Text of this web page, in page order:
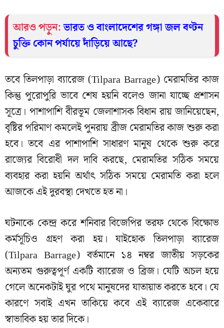
আরও পড়ুন:ভারত ও বাংলাদেশের গঙ্গা জল বণ্টন
চুক্তি কোন পর্যায়ে দাঁড়িয়ে আছে?
তবে তিলপাড়া ব্যারেজ (Tilpara Barrage) মেরামতির কাজ
কিন্তু পুরোপুরি ভাবে শেষ হয়নি বলেও জানা যাচ্ছে প্রশাসন
সূত্রে। পাশাপাশি বীরভূম জেলাশাসক বিধান রায় জানিয়েছেন,
বৃষ্টির পরিমাণ কমলেই পুনরায় ব্রীজ মেরামতির কাজ শুরু করা
হবে। তবে এর পাশাপাশি সাধারণ মানুষ থেকে শুরু করে
রাজ্যের বিরোধী দল দাবি করছে, মেরামতির সঠিক সময়ে
ব্যবহার করা হয়নি অর্থাৎ সঠিক সময়ে মেরামতি করা হলে
আজকে এই দুরবস্থা দেখতে হত না।
ঘটনাকে কেন্দ্র করে শনিবার বিজেপির তরফ থেকে বিক্ষোভ
কর্মসূচিও গ্রহণ করা হয়। যাইহোক তিলপাড়া ব্যারেজ
(Tilpara Barrage) বর্তমানে ১৪ নম্বর জাতীয় সড়কের
অন্যতম গুরুত্বপূর্ণ একটি ব্যারেজ ও ব্রিজ। যেটি অচল হয়ে
গেলে অনেকটাই ঘুর পথে মানুষদের যাতায়াত করতে হবে। যে
কারণে সবাই এখন তাকিয়ে কবে এই ব্যারেজ একেবারে
স্বাভাবিক হয় তার দিকে।